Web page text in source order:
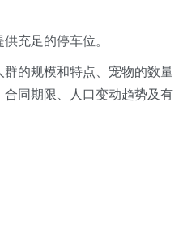
充足的停车位。
的规模和特点、宠物的数量
同期限、人口变动趋势及有